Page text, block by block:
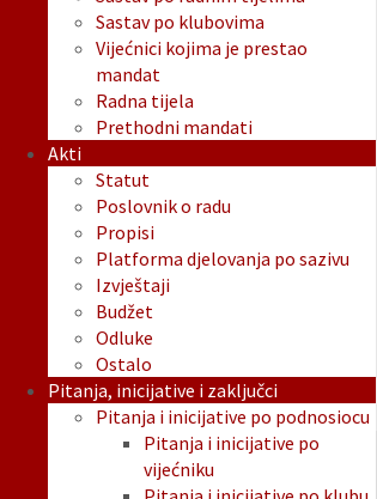
Sastav po klubovima
Vijećnici kojima je prestao
mandat
Radna tijela
Prethodni mandati
Akti
Statut
Poslovnik o radu
Propisi
Platforma djelovanja po sazivu
Izvještaji
Budžet
Odluke
Ostalo
Pitanja, inicijative i zaključci
Pitanja i inicijative po podnosiocu
Pitanja i inicijative po
vijećniku